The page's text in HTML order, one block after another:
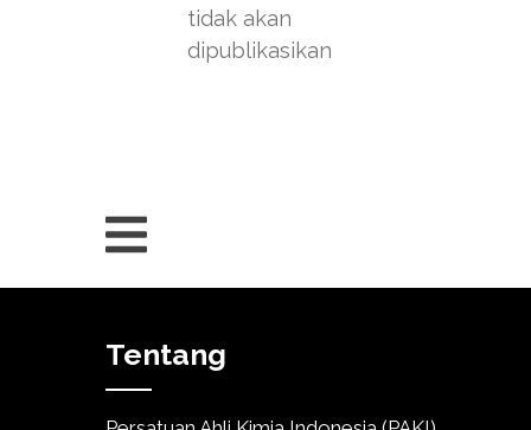
tidak akan
dipublikasikan
Tentang